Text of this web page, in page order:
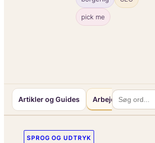
pick me
Artikler og Guides Arbejde og
SPROG OG UDTRYK